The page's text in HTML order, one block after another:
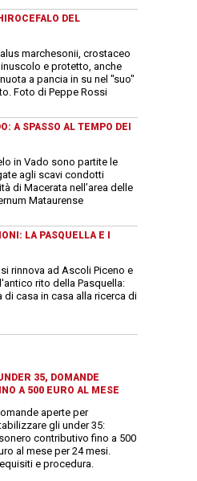
DEL
marchesonii, crostaceo
e protetto, anche
a pancia in su nel "suo"
Foto di Peppe Rossi
A SPASSO AL TEMPO DEI
in Vado sono partite le
agli scavi condotti
di Macerata nell’area delle
Mataurense
LA PASQUELLA E I
rinnova ad Ascoli Piceno e
rito della Pasquella:
di casa in casa alla ricerca di
35, DOMANDE
A 500 EURO AL MESE
aperte per
gli under 35:
contributivo fino a 500
al mese per 24 mesi.
e procedura.